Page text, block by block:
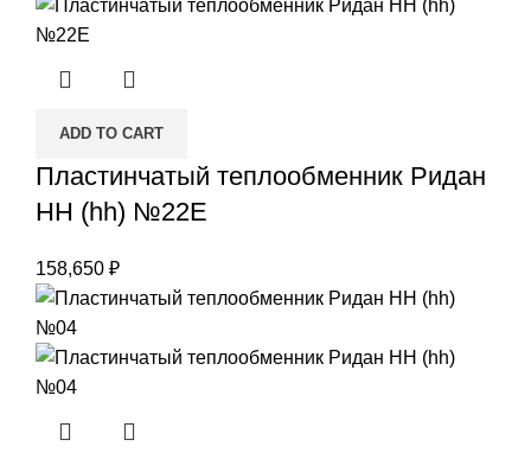
ADD TO CART
Пластинчатый теплообменник Ридан
НН (hh) №22Е
158,650 ₽